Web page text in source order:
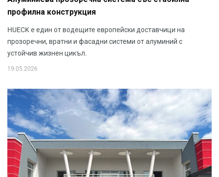
профилна конструкция
HUECK е един от водещите европейски доставчици на
прозоречни, вратни и фасадни системи от алуминий с
устойчив жизнен цикъл.
19.05.2026